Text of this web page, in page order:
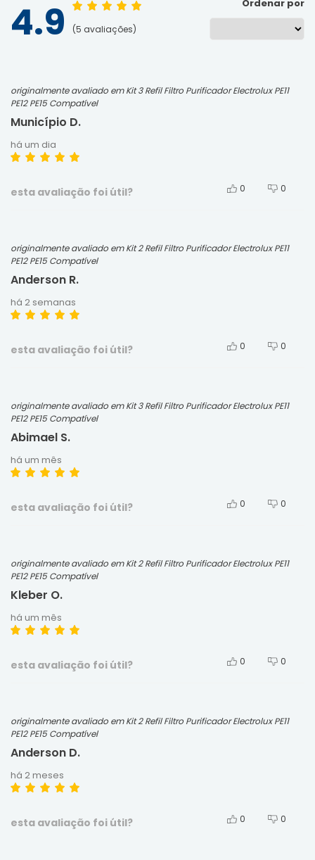
4.9 5 avaliações
Ordenar por
Município D.
há um dia
originalmente avaliado em Kit 3 Refil Filtro Purificador Electrolux PE11
PE12 PE15 Compatível
esta avaliação foi útil? 0 0
Anderson R.
há 2 semanas
originalmente avaliado em Kit 2 Refil Filtro Purificador Electrolux PE11
PE12 PE15 Compatível
esta avaliação foi útil? 0 0
Abimael S.
há um mês
originalmente avaliado em Kit 3 Refil Filtro Purificador Electrolux PE11
PE12 PE15 Compatível
esta avaliação foi útil? 0 0
Kleber O.
há um mês
originalmente avaliado em Kit 2 Refil Filtro Purificador Electrolux PE11
PE12 PE15 Compatível
esta avaliação foi útil? 0 0
Anderson D.
há 2 meses
originalmente avaliado em Kit 2 Refil Filtro Purificador Electrolux PE11
PE12 PE15 Compatível
esta avaliação foi útil? 0 0